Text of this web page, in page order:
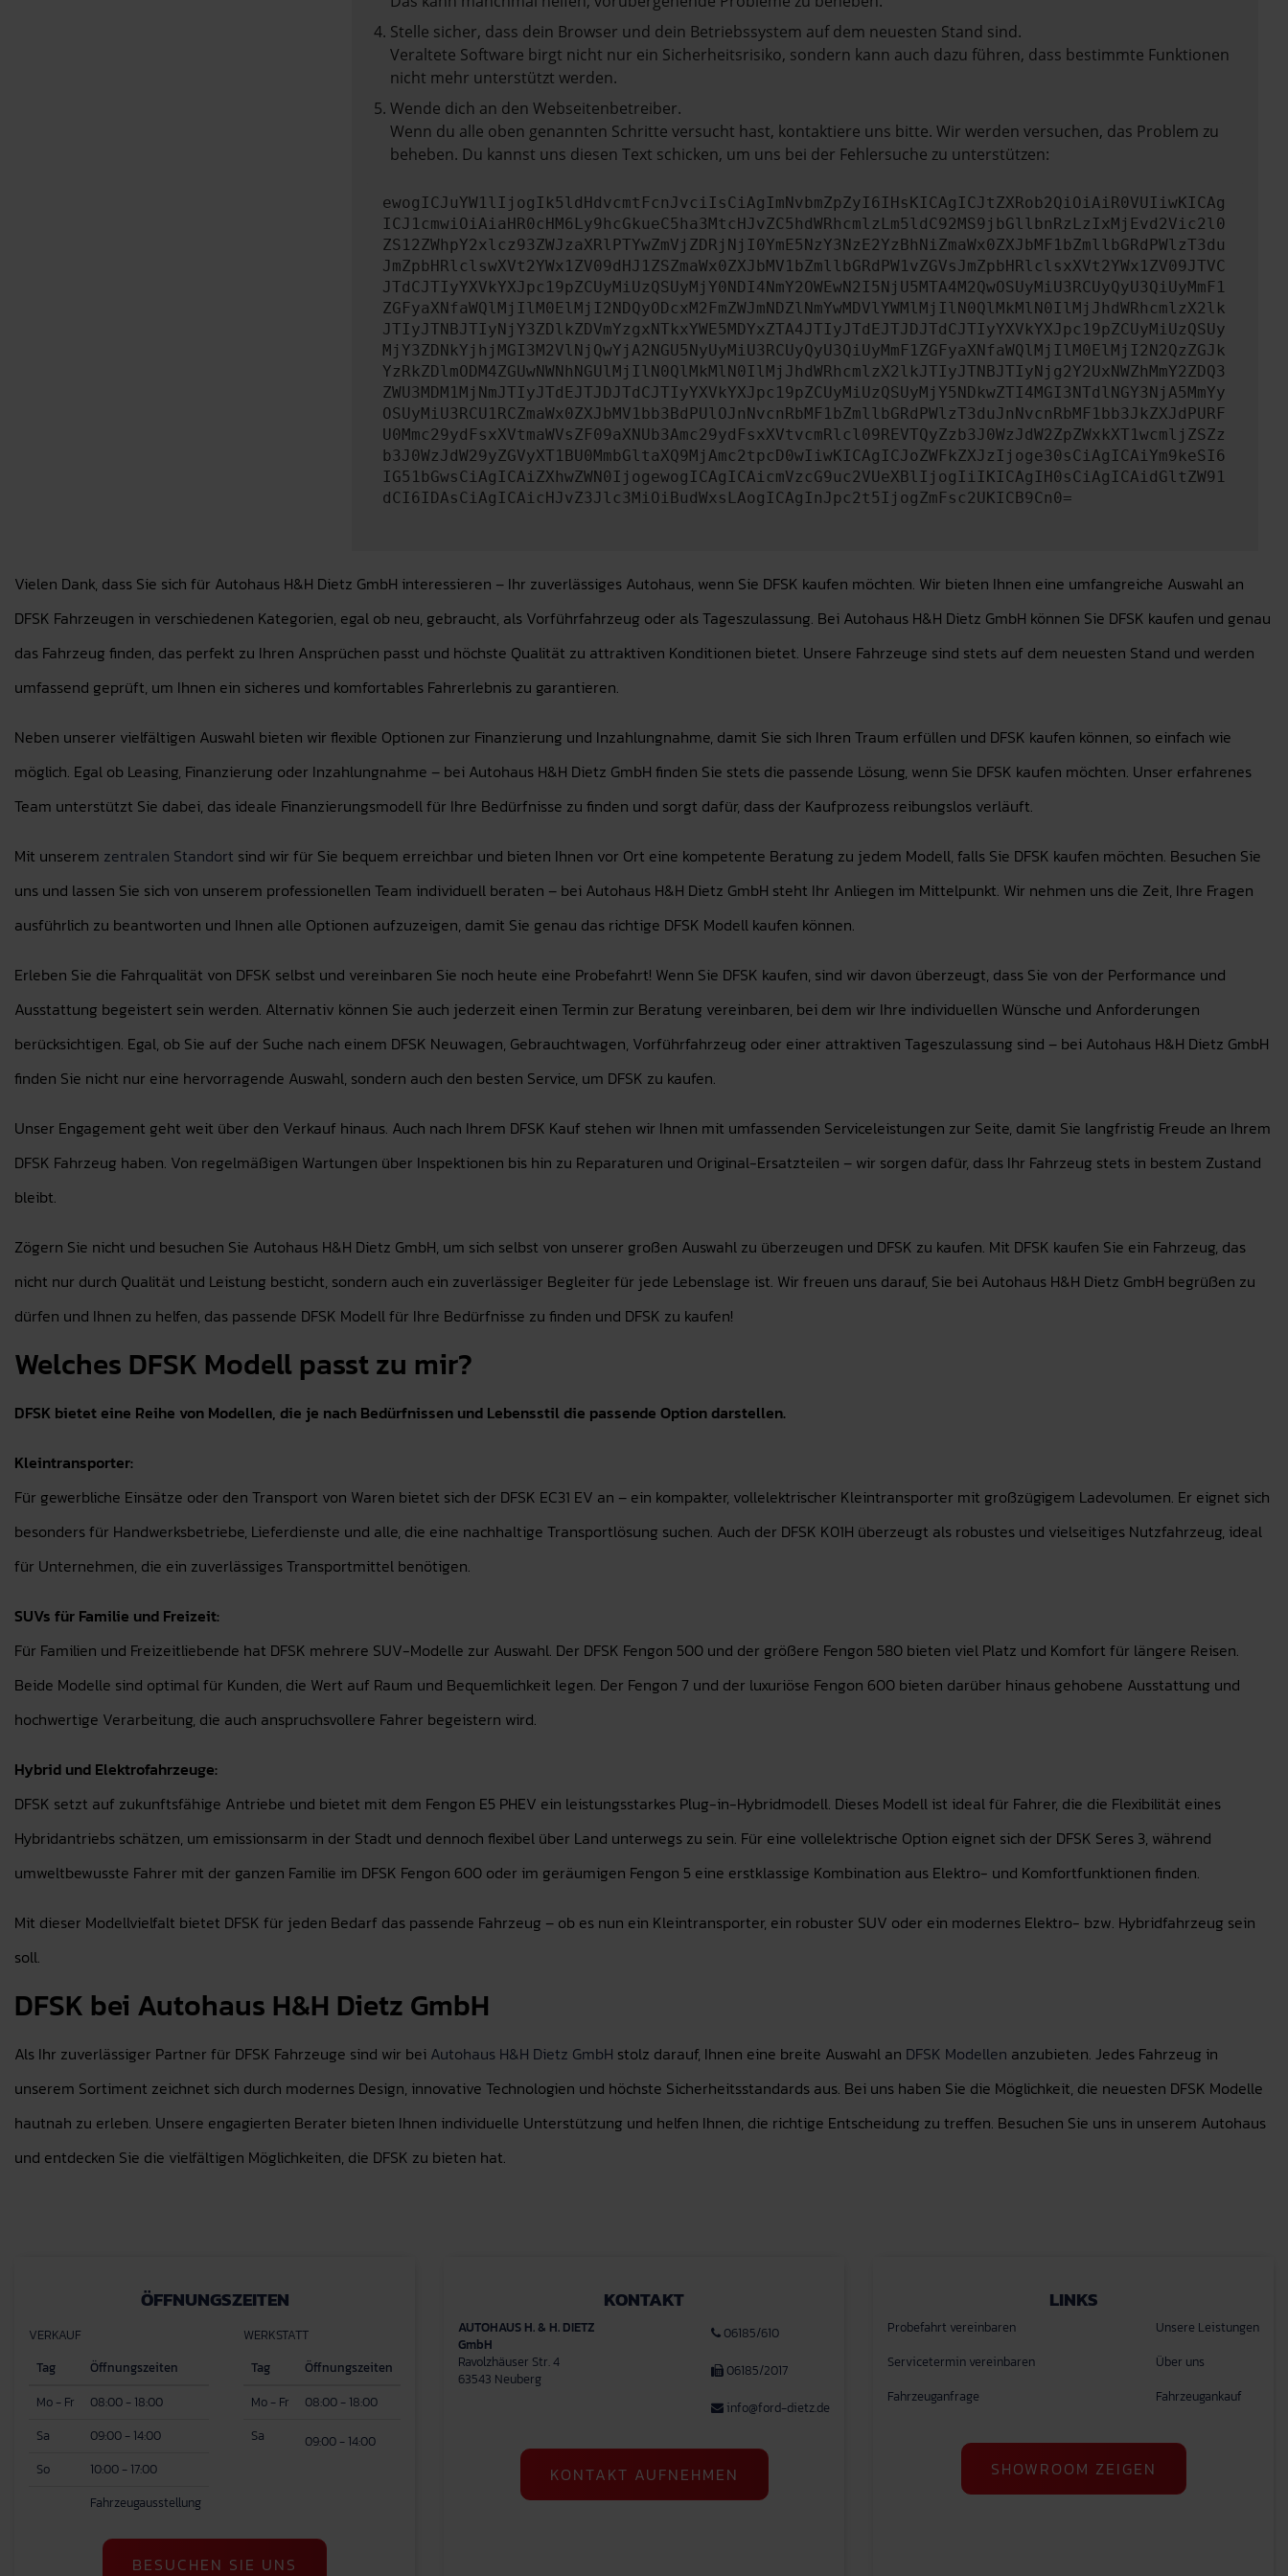
Stelle sicher, dass dein Browser und dein Betriebssystem auf dem neuesten Stand sind.
Veraltete Software birgt nicht nur ein Sicherheitsrisiko, sondern kann auch dazu führen, dass bestimmte Funktionen
nicht mehr unterstützt werden.
Wende dich an den Webseitenbetreiber.
Wenn du alle oben genannten Schritte versucht hast, kontaktiere uns bitte. Wir werden versuchen, das Problem zu
beheben. Du kannst uns diesen Text schicken, um uns bei der Fehlersuche zu unterstützen:
ewogICJuYW1lIjogIk5ldHdvcmtFcnJvciIsCiAgImNvbmZpZyI6IHsKICAgICJtZXRob2QiOiAiR0VUIiwKICAg
ICJ1cmwiOiAiaHR0cHM6Ly9hcGkueC5ha3MtcHJvZC5hdWRhcmlzLm5ldC92MS9jbGllbnRzLzIxMjEvd2Vic2l0
ZS12ZWhpY2xlcz93ZWJzaXRlPTYwZmVjZDRjNjI0YmE5NzY3NzE2YzBhNiZmaWx0ZXJbMF1bZmllbGRdPWlzT3du
JmZpbHRlclswXVt2YWx1ZV09dHJ1ZSZmaWx0ZXJbMV1bZmllbGRdPW1vZGVsJmZpbHRlclsxXVt2YWx1ZV09JTVC
JTdCJTIyYXVkYXJpc19pZCUyMiUzQSUyMjY0NDI4NmY2OWEwN2I5NjU5MTA4M2QwOSUyMiU3RCUyQyU3QiUyMmF1
ZGFyaXNfaWQlMjIlM0ElMjI2NDQyODcxM2FmZWJmNDZlNmYwMDVlYWMlMjIlN0QlMkMlN0IlMjJhdWRhcmlzX2lk
JTIyJTNBJTIyNjY3ZDlkZDVmYzgxNTkxYWE5MDYxZTA4JTIyJTdEJTJDJTdCJTIyYXVkYXJpc19pZCUyMiUzQSUy
MjY3ZDNkYjhjMGI3M2VlNjQwYjA2NGU5NyUyMiU3RCUyQyU3QiUyMmF1ZGFyaXNfaWQlMjIlM0ElMjI2N2QzZGJk
YzRkZDlmODM4ZGUwNWNhNGUlMjIlN0QlMkMlN0IlMjJhdWRhcmlzX2lkJTIyJTNBJTIyNjg2Y2UxNWZhMmY2ZDQ3
ZWU3MDM1MjNmJTIyJTdEJTJDJTdCJTIyYXVkYXJpc19pZCUyMiUzQSUyMjY5NDkwZTI4MGI3NTdlNGY3NjA5MmYy
OSUyMiU3RCU1RCZmaWx0ZXJbMV1bb3BdPUlOJnNvcnRbMF1bZmllbGRdPWlzT3duJnNvcnRbMF1bb3JkZXJdPURF
U0Mmc29ydFsxXVtmaWVsZF09aXNUb3Amc29ydFsxXVtvcmRlcl09REVTQyZzb3J0WzJdW2ZpZWxkXT1wcmljZSZz
b3J0WzJdW29yZGVyXT1BU0MmbGltaXQ9MjAmc2tpcD0wIiwKICAgICJoZWFkZXJzIjoge30sCiAgICAiYm9keSI6
IG51bGwsCiAgICAiZXhwZWN0IjogewogICAgICAicmVzcG9uc2VUeXBlIjogIiIKICAgIH0sCiAgICAidGltZW91
dCI6IDAsCiAgICAicHJvZ3Jlc3MiOiBudWxsLAogICAgInJpc2t5IjogZmFsc2UKICB9Cn0=
Vielen Dank, dass Sie sich für Autohaus H&H Dietz GmbH interessieren – Ihr zuverlässiges Autohaus, wenn Sie DFSK kaufen möchten. Wir bieten Ihnen eine umfangreiche Auswahl an
DFSK Fahrzeugen in verschiedenen Kategorien, egal ob neu, gebraucht, als Vorführfahrzeug oder als Tageszulassung. Bei Autohaus H&H Dietz GmbH können Sie DFSK kaufen und genau
das Fahrzeug finden, das perfekt zu Ihren Ansprüchen passt und höchste Qualität zu attraktiven Konditionen bietet. Unsere Fahrzeuge sind stets auf dem neuesten Stand und werden
umfassend geprüft, um Ihnen ein sicheres und komfortables Fahrerlebnis zu garantieren.
Neben unserer vielfältigen Auswahl bieten wir flexible Optionen zur Finanzierung und Inzahlungnahme, damit Sie sich Ihren Traum erfüllen und DFSK kaufen können, so einfach wie
möglich. Egal ob Leasing, Finanzierung oder Inzahlungnahme – bei Autohaus H&H Dietz GmbH finden Sie stets die passende Lösung, wenn Sie DFSK kaufen möchten. Unser erfahrenes
Team unterstützt Sie dabei, das ideale Finanzierungsmodell für Ihre Bedürfnisse zu finden und sorgt dafür, dass der Kaufprozess reibungslos verläuft.
Mit unserem zentralen Standort sind wir für Sie bequem erreichbar und bieten Ihnen vor Ort eine kompetente Beratung zu jedem Modell, falls Sie DFSK kaufen möchten. Besuchen Sie
uns und lassen Sie sich von unserem professionellen Team individuell beraten – bei Autohaus H&H Dietz GmbH steht Ihr Anliegen im Mittelpunkt. Wir nehmen uns die Zeit, Ihre Fragen
ausführlich zu beantworten und Ihnen alle Optionen aufzuzeigen, damit Sie genau das richtige DFSK Modell kaufen können.
Erleben Sie die Fahrqualität von DFSK selbst und vereinbaren Sie noch heute eine Probefahrt! Wenn Sie DFSK kaufen, sind wir davon überzeugt, dass Sie von der Performance und
Ausstattung begeistert sein werden. Alternativ können Sie auch jederzeit einen Termin zur Beratung vereinbaren, bei dem wir Ihre individuellen Wünsche und Anforderungen
berücksichtigen. Egal, ob Sie auf der Suche nach einem DFSK Neuwagen, Gebrauchtwagen, Vorführfahrzeug oder einer attraktiven Tageszulassung sind – bei Autohaus H&H Dietz GmbH
finden Sie nicht nur eine hervorragende Auswahl, sondern auch den besten Service, um DFSK zu kaufen.
Unser Engagement geht weit über den Verkauf hinaus. Auch nach Ihrem DFSK Kauf stehen wir Ihnen mit umfassenden Serviceleistungen zur Seite, damit Sie langfristig Freude an Ihrem
DFSK Fahrzeug haben. Von regelmäßigen Wartungen über Inspektionen bis hin zu Reparaturen und Original-Ersatzteilen – wir sorgen dafür, dass Ihr Fahrzeug stets in bestem Zustand
bleibt.
Zögern Sie nicht und besuchen Sie Autohaus H&H Dietz GmbH, um sich selbst von unserer großen Auswahl zu überzeugen und DFSK zu kaufen. Mit DFSK kaufen Sie ein Fahrzeug, das
nicht nur durch Qualität und Leistung besticht, sondern auch ein zuverlässiger Begleiter für jede Lebenslage ist. Wir freuen uns darauf, Sie bei Autohaus H&H Dietz GmbH begrüßen zu
dürfen und Ihnen zu helfen, das passende DFSK Modell für Ihre Bedürfnisse zu finden und DFSK zu kaufen!
Welches DFSK Modell passt zu mir?
DFSK bietet eine Reihe von Modellen, die je nach Bedürfnissen und Lebensstil die passende Option darstellen.
Kleintransporter:
Für gewerbliche Einsätze oder den Transport von Waren bietet sich der DFSK EC31 EV an – ein kompakter, vollelektrischer Kleintransporter mit großzügigem Ladevolumen. Er eignet sich
besonders für Handwerksbetriebe, Lieferdienste und alle, die eine nachhaltige Transportlösung suchen. Auch der DFSK K01H überzeugt als robustes und vielseitiges Nutzfahrzeug, ideal
für Unternehmen, die ein zuverlässiges Transportmittel benötigen.
SUVs für Familie und Freizeit:
Für Familien und Freizeitliebende hat DFSK mehrere SUV-Modelle zur Auswahl. Der DFSK Fengon 500 und der größere Fengon 580 bieten viel Platz und Komfort für längere Reisen.
Beide Modelle sind optimal für Kunden, die Wert auf Raum und Bequemlichkeit legen. Der Fengon 7 und der luxuriöse Fengon 600 bieten darüber hinaus gehobene Ausstattung und
hochwertige Verarbeitung, die auch anspruchsvollere Fahrer begeistern wird.
Hybrid und Elektrofahrzeuge:
DFSK setzt auf zukunftsfähige Antriebe und bietet mit dem Fengon E5 PHEV ein leistungsstarkes Plug-in-Hybridmodell. Dieses Modell ist ideal für Fahrer, die die Flexibilität eines
Hybridantriebs schätzen, um emissionsarm in der Stadt und dennoch flexibel über Land unterwegs zu sein. Für eine vollelektrische Option eignet sich der DFSK Seres 3, während
umweltbewusste Fahrer mit der ganzen Familie im DFSK Fengon 600 oder im geräumigen Fengon 5 eine erstklassige Kombination aus Elektro- und Komfortfunktionen finden.
Mit dieser Modellvielfalt bietet DFSK für jeden Bedarf das passende Fahrzeug – ob es nun ein Kleintransporter, ein robuster SUV oder ein modernes Elektro- bzw. Hybridfahrzeug sein
soll.
DFSK bei Autohaus H&H Dietz GmbH
Als Ihr zuverlässiger Partner für DFSK Fahrzeuge sind wir bei Autohaus H&H Dietz GmbH stolz darauf, Ihnen eine breite Auswahl an DFSK Modellen anzubieten. Jedes Fahrzeug in
unserem Sortiment zeichnet sich durch modernes Design, innovative Technologien und höchste Sicherheitsstandards aus. Bei uns haben Sie die Möglichkeit, die neuesten DFSK Modelle
hautnah zu erleben. Unsere engagierten Berater bieten Ihnen individuelle Unterstützung und helfen Ihnen, die richtige Entscheidung zu treffen. Besuchen Sie uns in unserem Autohaus
und entdecken Sie die vielfältigen Möglichkeiten, die DFSK zu bieten hat.
ÖFFNUNGSZEITEN
VERKAUF
Tag
Öffnungszeiten
Mo - Fr
08:00 - 18:00
Sa
09:00 - 14:00
So
10:00 - 17:00
Fahrzeugausstellung
WERKSTATT
Tag
Öffnungszeiten
Mo - Fr
08:00 - 18:00
Sa
09:00 - 14:00
BESUCHEN SIE UNS
KONTAKT
AUTOHAUS H. & H. DIETZ
GmbH
Ravolzhäuser Str. 4
63543 Neuberg
06185/610
06185/2017
info@ford-dietz.de
KONTAKT AUFNEHMEN
LINKS
Probefahrt vereinbaren
Servicetermin vereinbaren
Fahrzeuganfrage
Unsere Leistungen
Über uns
Fahrzeugankauf
SHOWROOM ZEIGEN